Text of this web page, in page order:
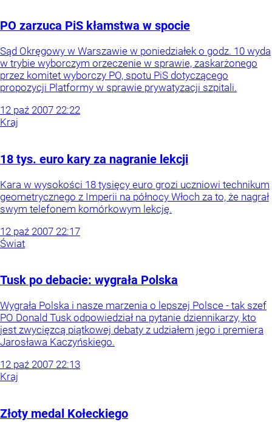
PO zarzuca PiS kłamstwa w spocie
Sąd Okręgowy w Warszawie w poniedziałek o godz. 10 wyda
w trybie wyborczym orzeczenie w sprawie, zaskarżonego
przez komitet wyborczy PO, spotu PiS dotyczącego
propozycji Platformy w sprawie prywatyzacji szpitali.
12 paź 2007 22:22
Kraj
18 tys. euro kary za nagranie lekcji
Kara w wysokości 18 tysięcy euro grozi uczniowi technikum
geometrycznego z Imperii na północy Włoch za to, że nagrał
swym telefonem komórkowym lekcję.
12 paź 2007 22:17
Świat
Tusk po debacie: wygrała Polska
Wygrała Polska i nasze marzenia o lepszej Polsce - tak szef
PO Donald Tusk odpowiedział na pytanie dziennikarzy, kto
jest zwycięzcą piątkowej debaty z udziałem jego i premiera
Jarosława Kaczyńskiego.
12 paź 2007 22:13
Kraj
Złoty medal Kołeckiego